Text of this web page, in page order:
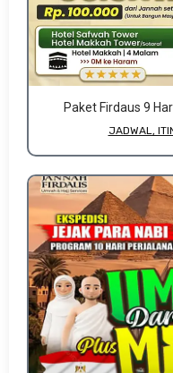
Paket Firdaus 9
JADWAL,